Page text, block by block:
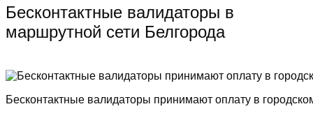
Бесконтактные валидаторы в
маршрутной сети Белгорода
Бесконтактные валидаторы принимают оплату в